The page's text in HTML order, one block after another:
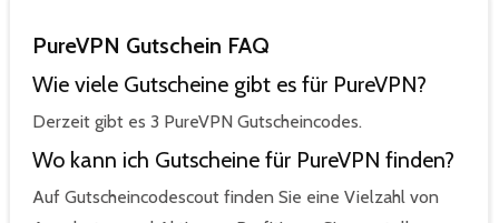
PureVPN Gutschein FAQ
Wie viele Gutscheine gibt es für PureVPN?
Derzeit gibt es 3 PureVPN Gutscheincodes.
Wo kann ich Gutscheine für PureVPN finden?
Auf Gutscheincodescout finden Sie eine Vielzahl von